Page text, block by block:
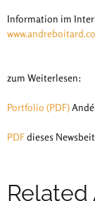
Information im
zum Weiterlesen:
Portfolio (PDF)
PDFdieses
Related